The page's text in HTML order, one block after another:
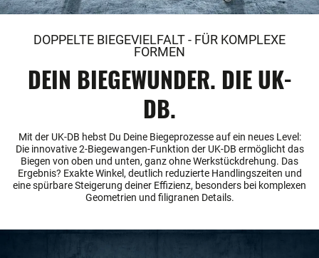
DOPPELTE BIEGEVIELFALT - FÜR KOMPLEXE
FORMEN
DEIN BIEGEWUNDER. DIE UK-
DB.
Mit der UK-DB hebst Du Deine Biegeprozesse auf ein neues Level:
Die innovative 2-Biegewangen-Funktion der UK-DB ermöglicht das
Biegen von oben und unten, ganz ohne Werkstückdrehung. Das
Ergebnis? Exakte Winkel, deutlich reduzierte Handlingszeiten und
eine spürbare Steigerung deiner Effizienz, besonders bei komplexen
Geometrien und filigranen Details.